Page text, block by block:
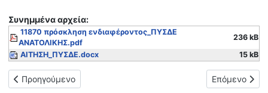
Συνημμένα αρχεία:
11870 πρόσκληση ενδιαφέροντος_ΠΥΣΔΕ
ΑΝΑΤΟΛΙΚΗΣ.pdf
236 kB
ΑΙΤΗΣΗ_ΠΥΣΔΕ.docx
15 kB
Προηγούμενο άρθρο: Πρόσκληση εκδήλωσης ενδιαφέροντος
Προηγούμενο Επόμενο
Επόμενο